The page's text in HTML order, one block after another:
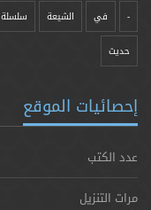
- في الشيعة سلسلة
حدیث
إحصائيات الموقع
عدد الكتب
مرات التنزيل